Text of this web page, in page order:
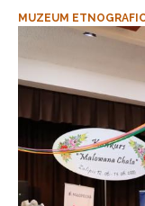
MUZEUM